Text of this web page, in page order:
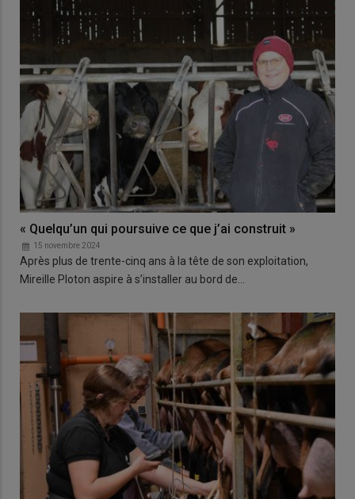
« Quelqu’un qui poursuive ce que j’ai construit »
15 novembre 2024
Après plus de trente-cinq ans à la tête de son exploitation,
Mireille Ploton aspire à s’installer au bord de…